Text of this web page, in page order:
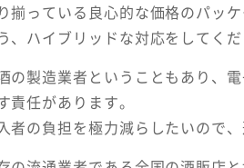
揃っている良心的な価格のパッ
、ハイブリッドな対応をしてく
の製造業者ということもあり、
責任があります。
者の負担を極力減らしたいので